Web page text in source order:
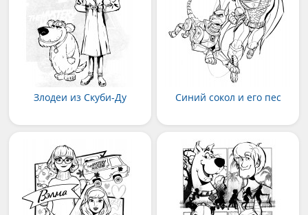
Злодеи из Скуби-Ду Синий сокол и его пес